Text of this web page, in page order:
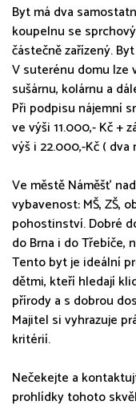
Byt má dva
koupelnu se
částečně zařízený.
V suterénu domu lze
sušárnu, kolárnu a
Při podpisu nájemní
ve výši 11.000,- Kč +
výš i 22.000,-Kč ( dva
Ve městě Náměšť
vybavenost: MŠ, ZŠ,
pohostinství. Dobré
do Brna i do Třebíče,
Tento byt je ideální
dětmi, kteří hledají
přírody a s dobrou
Majitel si vyhrazuje
kritérií.
Nečekejte a
prohlídky tohoto